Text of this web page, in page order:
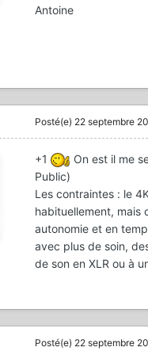
Antoine
Posté(e) 22 septembre
+1
On est il me
Public)
Les contraintes : le
habituellement, mais
autonomie et en
avec plus de soin,
de son en XLR ou à
Posté(e) 22 septembre